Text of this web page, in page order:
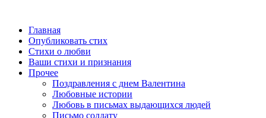
Главная
Опубликовать стих
Стихи о любви
Ваши стихи и признания
Прочее
Поздравления с днем Валентина
Любовные истории
Любовь в письмах выдающихся людей
Письмо солдату